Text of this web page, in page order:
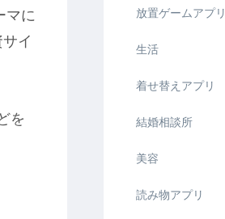
マに
イ
を
放置ゲームアプリ
生活
着せ替えアプリ
結婚相談所
美容
読み物アプリ